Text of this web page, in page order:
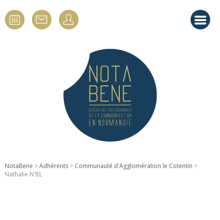
NotaBene >Adhérents > Communauté d'Agglomération le Cotentin >
Nathalie N?EL